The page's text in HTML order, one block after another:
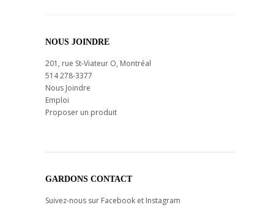
NOUS JOINDRE
201, rue St-Viateur O, Montréal
514 278-3377
Nous Joindre
Emploi
Proposer un produit
GARDONS CONTACT
Suivez-nous sur Facebook et Instagram